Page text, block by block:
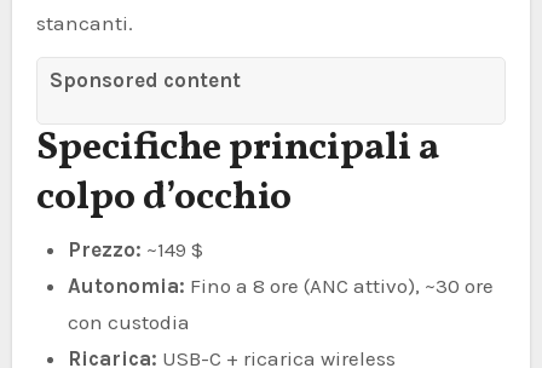
stancanti.
Sponsored content
Specifiche principali a
colpo d’occhio
Prezzo: ~149 $
Autonomia: Fino a 8 ore (ANC attivo), ~30 ore
con custodia
Ricarica: USB-C + ricarica wireless